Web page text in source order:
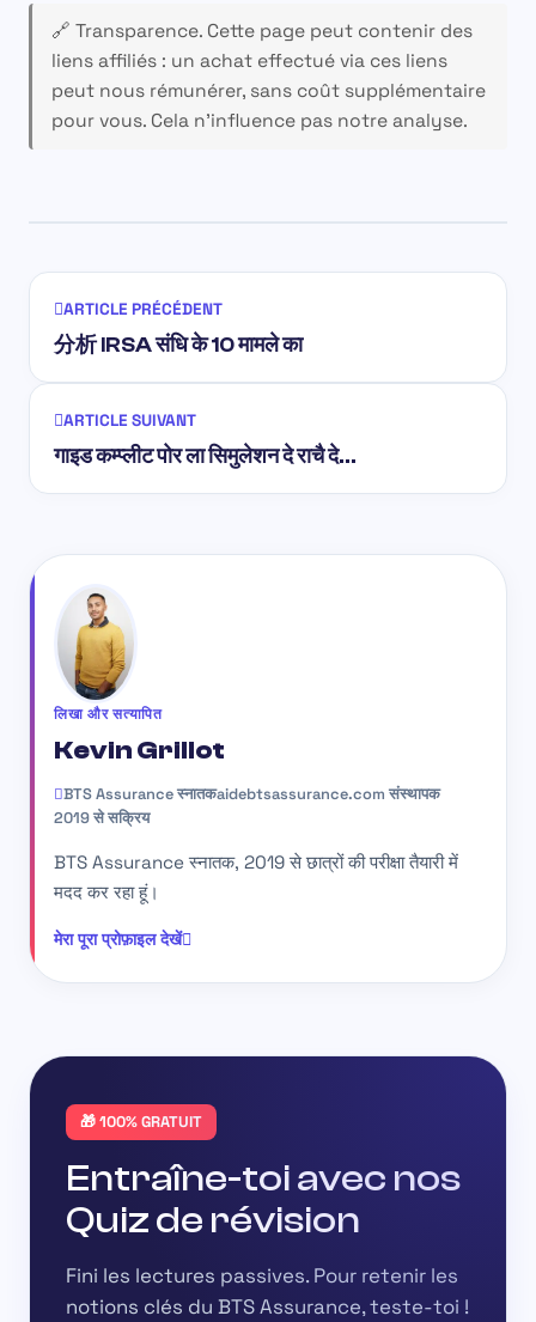
🔗 Transparence.Cette page peut contenir des
liens affiliés : un achat effectué via ces liens
peut nous rémunérer, sans coût supplémentaire
pour vous. Cela n’influence pas notre analyse.
ARTICLE PRÉCÉDENT
分析 IRSA संधि के 10 मामले का
ARTICLE SUIVANT
गाइड कम्प्लीट पोर ला सिमुलेशन दे राचै दे…
लिखा और सत्यापित
Kevin Grillot
BTS Assurance स्नातकaidebtsassurance.com संस्थापक
2019 से सक्रिय
BTS Assurance स्नातक, 2019 से छात्रों की परीक्षा तैयारी में
मदद कर रहा हूं।
मेरा पूरा प्रोफ़ाइल देखें
🎁 100% GRATUIT
Entraîne-toi avec nos
Quiz de révision
Fini les lectures passives. Pour retenir les
notions clés du BTS Assurance, teste-toi !